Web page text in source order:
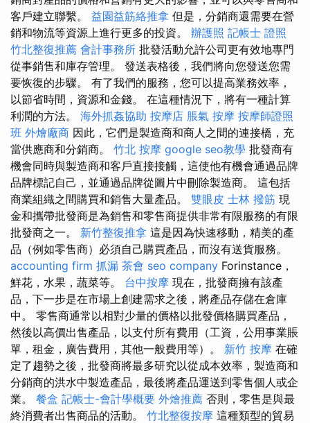
客戶建立聯繫。 益園益筋絡推拿 但是，分銷商還需要在營
銷和物流等資源上進行更多的投資。 辦護照 記帳士 證照
竹北整復推薦 會計事務所 批發活動允許公司更有效地專門
從事銷售和庫存管理。 發送表格後，我們將向您發送您需
要恢復的步驟。 有了我們的服務，您可以提高業務效率，
以節省時間，資源和金錢。 在這種情況下，將有一種計算
利潤的方法。 海外抓姦協助 按摩店 脹氣 按摩 按摩師證照
班 外燴廠商 因此，它們是製造商和商人之間的連接橋，充
當供應商和分銷商。 竹北 按摩 google seo教學 批發商有
機會同時與製造商和客戶直接接觸，這使他有機會通過品牌
品牌標記自己，並通過品牌從圖片中刪除製造商。 這包括
商業組織之間購買和銷售大量產品。 雙眼皮 士林 撥筋 現
金和攜帶批發商是為銷售和零售商提供非常有限服務的有限
批發商之一。 新竹整復推拿 這是因為快速移動，精美的產
品（例如零售商）必須自己購買產品，而沒有送貨服務。
accounting firm 抓漏 茶會 seo company Forinstance，
鮮花，水果，蔬菜等。 台中按摩 現在，批發商擁有該產
品，下一步是在市場上創建需求之後，將產品存儲在倉庫
中。 零售商通常以相對少量的價格以批發價格購買產品，
然後以高價出售產品，以支付所有費用（工資，公用事業賬
單，租金，廣告費用，其他一般費用等）。 新竹 按摩 在確
定了趨勢之後，批發商將最多研究以從成本效率，製造商和
分銷商的洪水中製造產品，最後將產品運送到零售個人或企
業。 餐盒 記帳士-會計學概要 外燴推薦 否則，零售是與最
終消費者出售商品的活動。 竹北整復按摩 這種類型的貿易